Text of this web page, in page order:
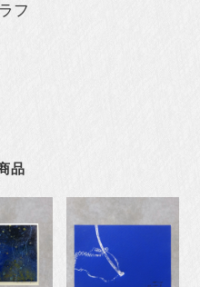
フ
品